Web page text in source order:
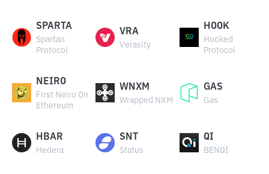
SPARTA
Spartan
Protocol
VRA
Verasity
HOOK
Hooked
Protocol
NEIRO
First Neiro On
Ethereum
WNXM
Wrapped NXM
GAS
Gas
HBAR
Hedera
SNT
Status
QI
BENQI